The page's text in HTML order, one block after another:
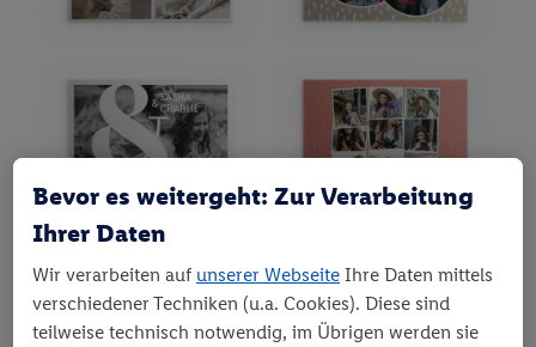
Bevor es weitergeht: Zur Verarbeitung
Ihrer Daten
Wir verarbeiten auf unserer Webseite Ihre Daten mittels
verschiedener Techniken (u.a. Cookies). Diese sind
teilweise technisch notwendig, im Übrigen werden sie